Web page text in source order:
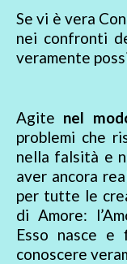
Se vi è vera
nei confronti
veramente
Agite nel
problemi che
nella falsità e
aver ancora
per tutte le
di Amore:
Esso nasce
conoscere